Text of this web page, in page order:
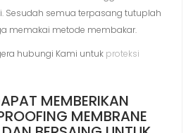
Sesudah semua terpasang tutuplah
memakai metode membakar.
hubungi Kami untuk proteksi
MEMBERIKAN
MEMBRANE